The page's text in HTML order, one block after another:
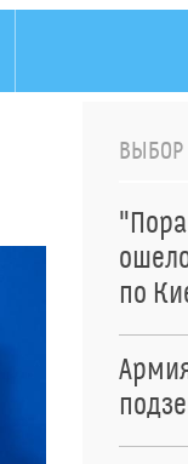
ВЫБОР
по